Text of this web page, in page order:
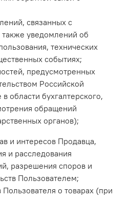
связанных с
уведомлений об
технических
событиях;
предусмотренных
Российской
области бухгалтерского,
обращений
органов);
и интересов Продавца,
и расследования
разрешения споров и
Пользователем;
о товарах (при